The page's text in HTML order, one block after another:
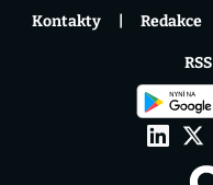
Kontakty Redakce
RSS